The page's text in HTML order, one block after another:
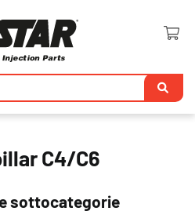
C4/C6
sottocategorie